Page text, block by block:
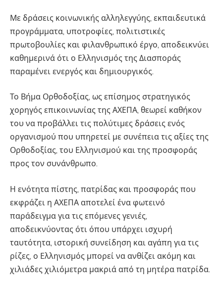
Με δράσεις κοινωνικής αλληλεγγύης, εκπαιδευτικά
προγράμματα, υποτροφίες, πολιτιστικές
πρωτοβουλίες και φιλανθρωπικό έργο, αποδεικνύει
καθημερινά ότι ο Ελληνισμός της Διασποράς
παραμένει ενεργός και δημιουργικός.
Το Βήμα Ορθοδοξίας, ως επίσημος στρατηγικός
χορηγός επικοινωνίας της ΑΧΕΠΑ, θεωρεί καθήκον
του να προβάλλει τις πολύτιμες δράσεις ενός
οργανισμού που υπηρετεί με συνέπεια τις αξίες της
Ορθοδοξίας, του Ελληνισμού και της προσφοράς
προς τον συνάνθρωπο.
Η ενότητα πίστης, πατρίδας και προσφοράς που
εκφράζει η ΑΧΕΠΑ αποτελεί ένα φωτεινό
παράδειγμα για τις επόμενες γενιές,
αποδεικνύοντας ότι όπου υπάρχει ισχυρή
ταυτότητα, ιστορική συνείδηση και αγάπη για τις
ρίζες, ο Ελληνισμός μπορεί να ανθίζει ακόμη και
χιλιάδες χιλιόμετρα μακριά από τη μητέρα πατρίδα.